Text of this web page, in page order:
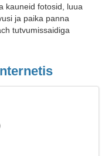
kauneid fotosid, luua
ja paika panna
tutvumissaidiga